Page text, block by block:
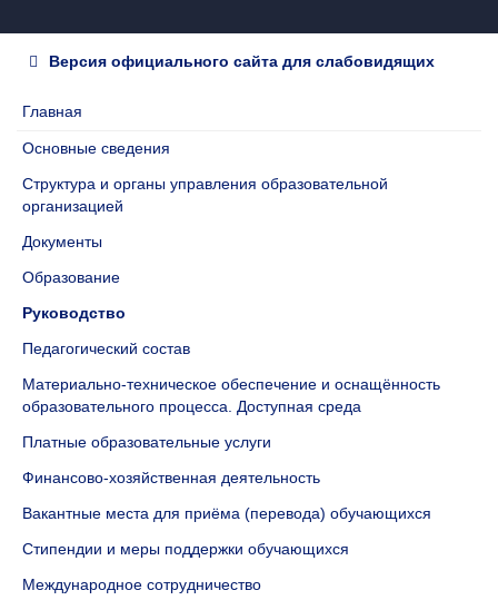
Версия официального сайта для слабовидящих
Главная
Основные сведения
Структура и органы управления образовательной
организацией
Документы
Образование
Руководство
Педагогический состав
Материально-техническое обеспечение и оснащённость
образовательного процесса. Доступная среда
Платные образовательные услуги
Финансово-хозяйственная деятельность
Вакантные места для приёма (перевода) обучающихся
Стипендии и меры поддержки обучающихся
Международное сотрудничество